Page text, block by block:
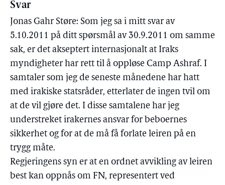
Svar
Jonas Gahr Støre: Som jeg sa i mitt svar av
5.10.2011 på ditt spørsmål av 30.9.2011 om samme
sak, er det akseptert internasjonalt at Iraks
myndigheter har rett til å oppløse Camp Ashraf. I
samtaler som jeg de seneste månedene har hatt
med irakiske statsråder, etterlater de ingen tvil om
at de vil gjøre det. I disse samtalene har jeg
understreket irakernes ansvar for beboernes
sikkerhet og for at de må få forlate leiren på en
trygg måte.
Regjeringens syn er at en ordnet avvikling av leiren
best kan oppnås om FN, representert ved